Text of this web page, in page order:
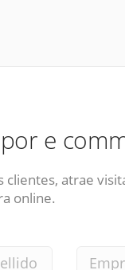
e
clientes, atrae
online.